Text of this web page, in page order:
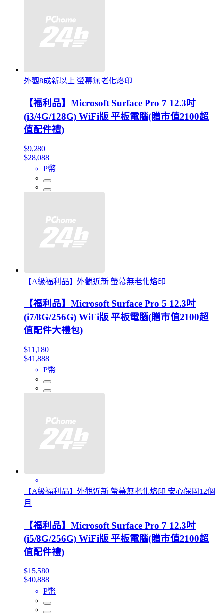
外觀8成新以上 螢幕無老化烙印
【福利品】Microsoft Surface Pro 7 12.3吋
(i3/4G/128G) WiFi版 平板電腦(贈市值2100超
值配件禮)
$9,280
$28,088
P幣
【A級福利品】外觀近新 螢幕無老化烙印
【福利品】Microsoft Surface Pro 5 12.3吋
(i7/8G/256G) WiFi版 平板電腦(贈市值2100超
值配件大禮包)
$11,180
$41,888
P幣
【A級福利品】外觀近新 螢幕無老化烙印 安心保固12個
月
【福利品】Microsoft Surface Pro 7 12.3吋
(i5/8G/256G) WiFi版 平板電腦(贈市值2100超
值配件禮)
$15,580
$40,888
P幣